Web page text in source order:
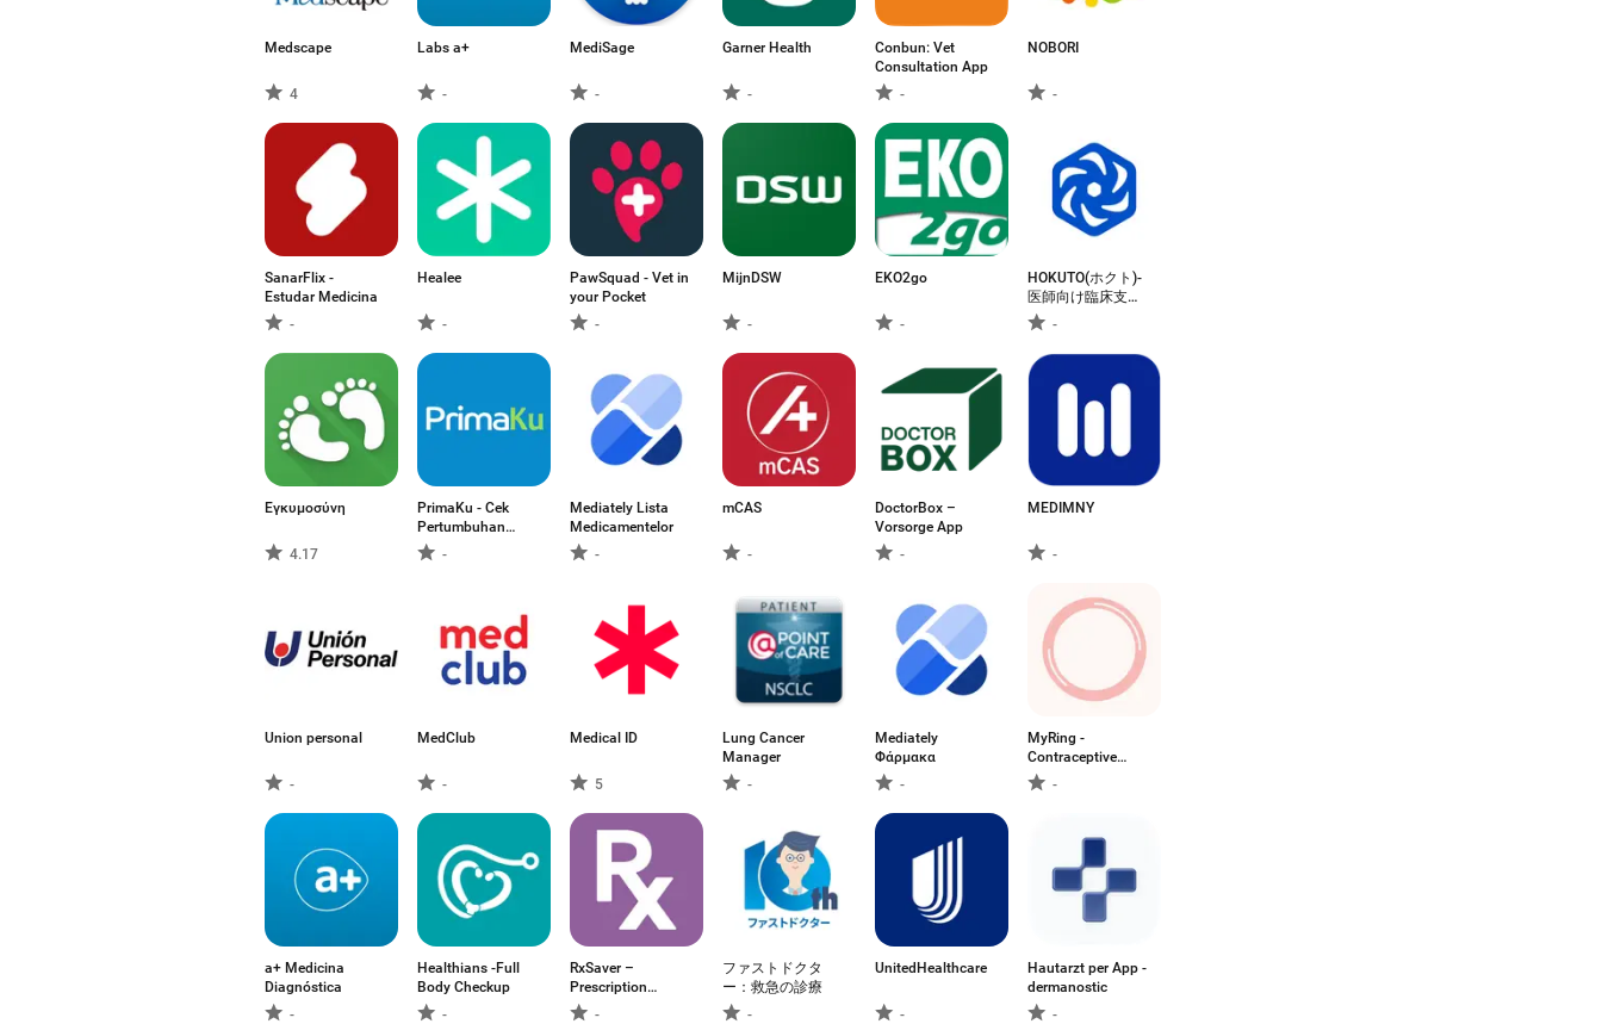
Medscape
4
Labs a+
-
MediSage
-
Garner Health
-
Conbun: Vet
Consultation App
-
NOBORI
-
SanarFlix -
Estudar Medicina
-
Healee
-
PawSquad - Vet in
your Pocket
-
MijnDSW
-
EKO2go
-
HOKUTO(ホクト)-
医師向け臨床支援
アプリ
-
Εγκυμοσύνη
4.17
PrimaKu - Cek
Pertumbuhan
Anak-
Mediately Lista
Medicamentelor
-
mCAS
-
DoctorBox –
Vorsorge App
-
MEDIMNY
-
Union personal
-
MedClub
-
Medical ID
5
Lung Cancer
Manager
-
Mediately
Φάρμακα
-
MyRing -
Contraceptive
Ring -
a+ Medicina
Diagnóstica
-
Healthians -Full
Body Checkup
-
RxSaver –
Prescription
Coupons
-
ファストドクタ
ー：救急の診療
-
UnitedHealthcare
-
Hautarzt per App -
dermanostic
-